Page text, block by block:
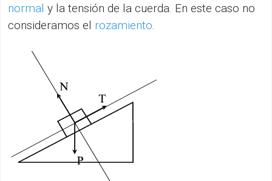
normal y la tensión de la cuerda. En este caso no
consideramos el rozamiento.